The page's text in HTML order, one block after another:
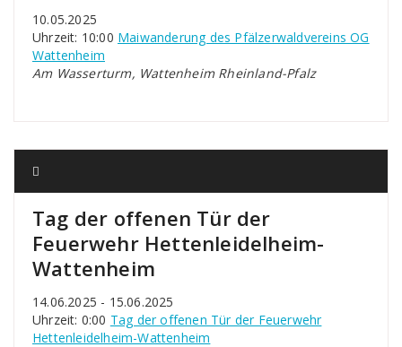
10.05.2025
Uhrzeit: 10:00 Maiwanderung des Pfälzerwaldvereins OG
Wattenheim
Am Wasserturm, Wattenheim Rheinland-Pfalz
Tag der offenen Tür der
Feuerwehr Hettenleidelheim-
Wattenheim
14.06.2025 - 15.06.2025
Uhrzeit: 0:00 Tag der offenen Tür der Feuerwehr
Hettenleidelheim-Wattenheim